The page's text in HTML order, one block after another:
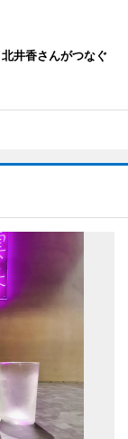
井香さんがつなぐ